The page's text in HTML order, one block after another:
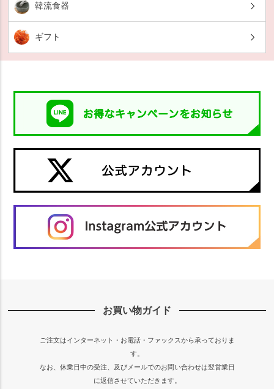
韓流食器
ギフト
お買い物ガイド
ご注文はインターネット・お電話・ファックスから承っておりま
す。
なお、休業日中の受注、及びメールでのお問い合わせは翌営業日
に返信させていただきます。